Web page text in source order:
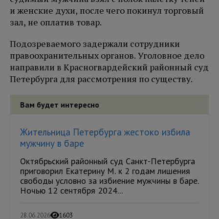
и женские духи, после чего покинул торговый
зал, не оплатив товар.
Подозреваемого задержали сотрудники
правоохранительных органов. Уголовное дело
направили в Красногвардейский районный суд
Петербурга для рассмотрения по существу.
Вам будет интересно
Жительница Петербурга жестоко избила
мужчину в баре
Октябрьский районный суд Санкт-Петербурга
приговорил Екатерину М. к 2 годам лишения
свободы условно за избиение мужчины в баре.
Ночью 12 сентября 2024...
28.06.2026 1603